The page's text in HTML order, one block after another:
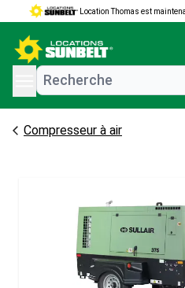
Location Thomas est
menu
Compresseur à air